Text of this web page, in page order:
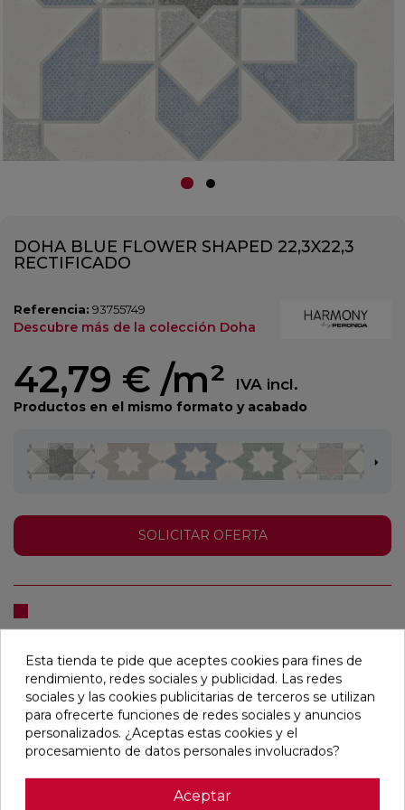
DOHA BLUE FLOWER SHAPED 22,3X22,3
RECTIFICADO
Referencia: 93755749
Descubre más de la colección Doha
42,79 € /m² IVA incl.
Productos en el mismo formato y acabado
SOLICITAR OFERTA
Recogida en tienda
Ver disponibilidad
Ninguna tienda seleccionada
Esta tienda te pide que aceptes cookies para fines de
rendimiento, redes sociales y publicidad. Las redes
sociales y las cookies publicitarias de terceros se utilizan
para ofrecerte funciones de redes sociales y anuncios
personalizados. ¿Aceptas estas cookies y el
procesamiento de datos personales involucrados?
Aceptar